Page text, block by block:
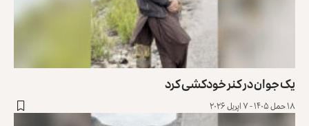
یک جوان در کنر خودکشی کرد
۱۸ حمل ۱۴۰۵ - ۷ اپریل ۲۰۲۶